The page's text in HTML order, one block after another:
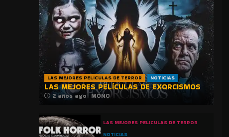
LAS MEJORES PELICULAS DE TERROR NOTICIAS
LAS MEJORES PELÍCULAS DE EXORCISMOS
2 años ago MONO
LAS MEJORES PELICULAS DE TERROR
NOTICIAS